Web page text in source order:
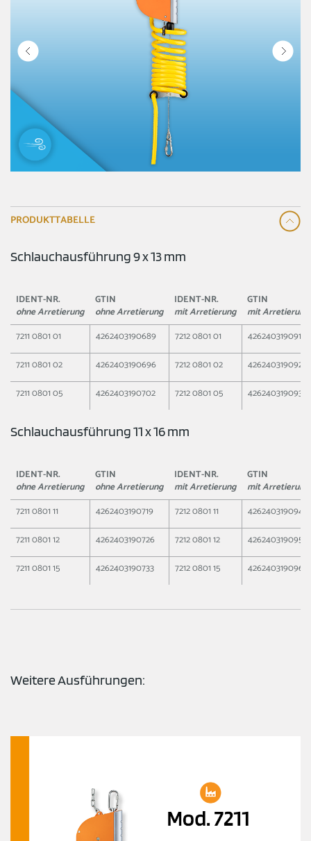
PRODUKTTABELLE
Schlauchausführung 9 x 13 mm
IDENT-NR.
ohne Arretierung
GTIN
ohne Arretierung
IDENT-NR.
mit Arretierung
GTIN
mit Arretierung
7211 0801 01
4262403190689 7212 0801 01
4262403190917
7211 0801 02
4262403190696 7212 0801 02
4262403190924
7211 0801 05
4262403190702 7212 0801 05 4262403190931
Schlauchausführung 11 x 16 mm
IDENT-NR.
ohne Arretierung
GTIN
ohne Arretierung
IDENT-NR.
mit Arretierung
GTIN
mit Arretierung
7211 0801 11
4262403190719 7212 0801 11
4262403190948
7211 0801 12
4262403190726 7212 0801 12
4262403190955
7211 0801 15
4262403190733 7212 0801 15 4262403190962
Weitere Ausführungen: